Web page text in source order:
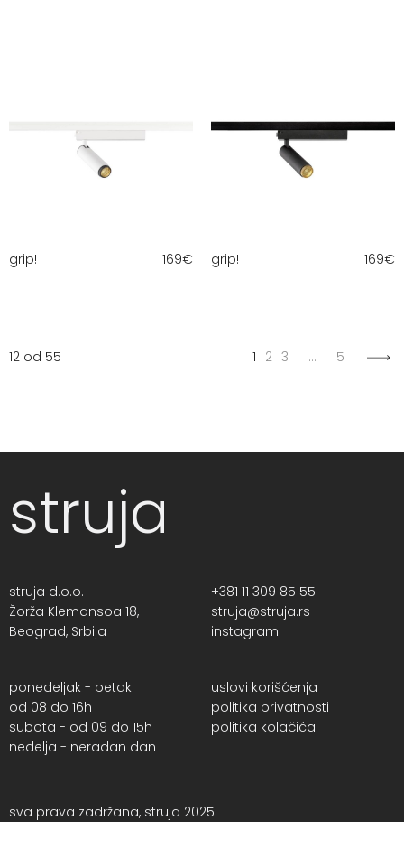
grip! 169€ grip! 169€
12 od 55 1 2 3 … 5
struja
struja d.o.o.
Žorža Klemansoa 18,
Beograd, Srbija
+381 11 309 85 55
struja@struja.rs
instagram
ponedeljak - petak
od 08 do 16h
subota - od 09 do 15h
nedelja - neradan dan
uslovi korišćenja
politika privatnosti
politika kolačića
sva prava zadržana, struja 2025.